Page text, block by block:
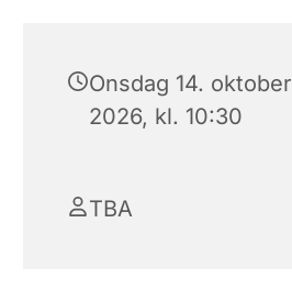
Onsdag 14. oktober
2026, kl. 10:30
TBA